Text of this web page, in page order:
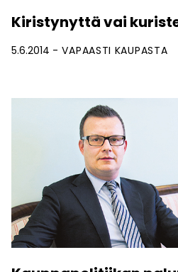
Kiristynyttä vai
5.6.2014 VAPAASTI KAUPASTA